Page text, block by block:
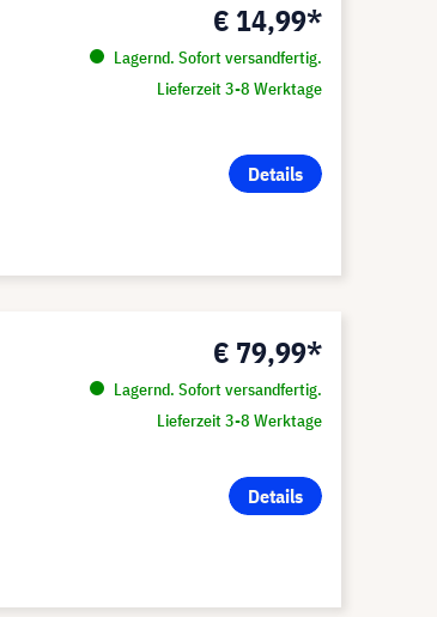
€ 14,99*
Lagernd. Sofort versandfertig.
Lieferzeit 3-8 Werktage
Details
€ 79,99*
Lagernd. Sofort versandfertig.
Lieferzeit 3-8 Werktage
Details